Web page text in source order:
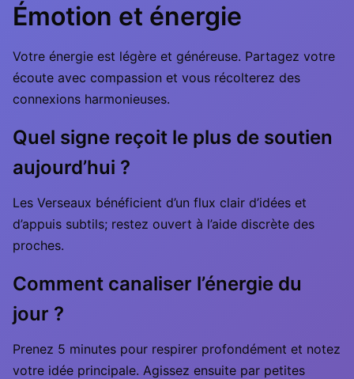
Émotion et énergie
Votre énergie est légère et généreuse. Partagez votre
écoute avec compassion et vous récolterez des
connexions harmonieuses.
Quel signe reçoit le plus de soutien
aujourd’hui ?
Les Verseaux bénéficient d’un flux clair d’idées et
d’appuis subtils; restez ouvert à l’aide discrète des
proches.
Comment canaliser l’énergie du
jour ?
Prenez 5 minutes pour respirer profondément et notez
votre idée principale. Agissez ensuite par petites